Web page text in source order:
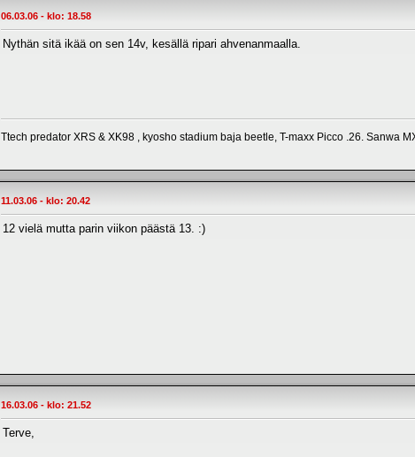
06.03.06 - klo: 18.58
Nythän sitä ikää on sen 14v, kesällä ripari ahvenanmaalla.
Ttech predator XRS & XK98 , kyosho stadium baja beetle, T-maxx Picco .26. Sanwa
11.03.06 - klo: 20.42
12 vielä mutta parin viikon päästä 13. :)
16.03.06 - klo: 21.52
Terve,